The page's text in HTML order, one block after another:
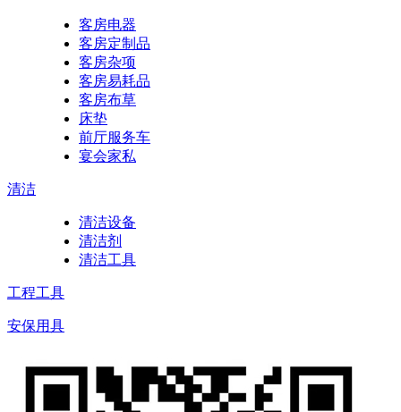
客房电器
客房定制品
客房杂项
客房易耗品
客房布草
床垫
前厅服务车
宴会家私
清洁
清洁设备
清洁剂
清洁工具
工程工具
安保用具